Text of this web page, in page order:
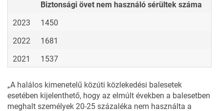
Biztonsági övet nem használó sérültek száma
2023
1450
2022
1681
2021
1537
„A halálos kimenetelű közúti közlekedési balesetek
esetében kijelenthető, hogy az elmúlt években a balesetben
meghalt személyek 20-25 százaléka nem használta a